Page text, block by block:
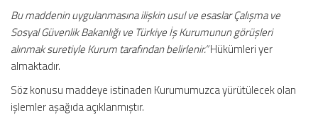
Bu maddenin uygulanmasına ilişkin usul ve esaslar Çalışma ve
Sosyal Güvenlik Bakanlığı ve Türkiye İş Kurumunun görüşleri
alınmak suretiyle Kurum tarafından belirlenir.”Hükümleri yer
almaktadır.
Söz konusu maddeye istinaden Kurumumuzca yürütülecek olan
işlemler aşağıda açıklanmıştır.